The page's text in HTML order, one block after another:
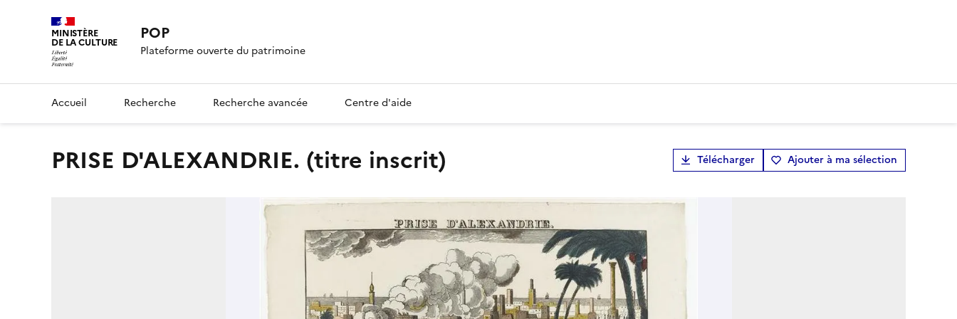
MINISTÈRE
DE LA CULTURE POP
Plateforme ouverte du patrimoine
Accueil Recherche Recherche avancée Centre d'aide
PRISE D'ALEXANDRIE. (titre inscrit) Télécharger Ajouter à ma sélection